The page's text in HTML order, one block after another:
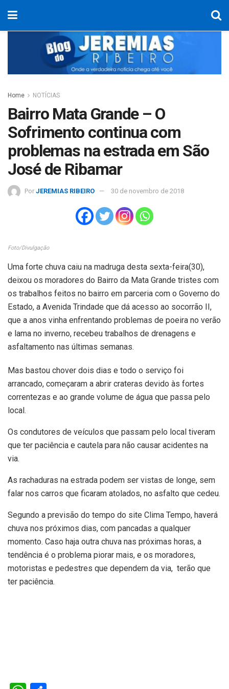
Home NOTÍCIAS
Bairro Mata Grande – O
Sofrimento continua com
problemas na estrada em São
José de Ribamar
Por JEREMIAS RIBEIRO 30 de novembro de 2018
Foto/Divulgação
Uma forte chuva caiu na madruga desta sexta-feira(30),
deixou os moradores do Bairro da Mata Grande tristes com
os trabalhos feitos no bairro em parceria com o Governo do
Estado, a Avenida Trindade que dá acesso ao socorrão II,
que a anos vinha enfrentando problemas de poeira no verão
e lama no inverno, recebeu trabalhos de drenagens e
asfaltamento nas últimas semanas.
Mas bastou chover dois dias e todo o serviço foi
arrancado, começaram a abrir crateras devido às fortes
correntezas e ao grande volume de água que passa pelo
local.
Os condutores de veículos que passam pelo local tiveram
que ter paciência e cautela para não causar acidentes na
via.
As rachaduras na estrada podem ser vistas de longe, sem
falar nos carros que ficaram atolados, no asfalto que cedeu.
Segundo a previsão do tempo do site Clima Tempo, haverá
chuva nos próximos dias, com pancadas a qualquer
momento. Caso haja outra chuva nas próximas horas, a
tendência é o problema piorar mais, e os moradores,
motoristas e pedestres que dependem da via, terão que
ter paciência.